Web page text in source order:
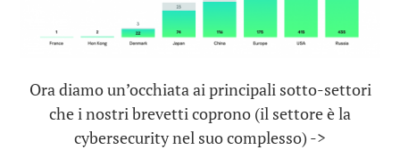
Ora diamo un’occhiata ai principali sotto-settori
che i nostri brevetti coprono (il settore è la
cybersecurity nel suo complesso) ->